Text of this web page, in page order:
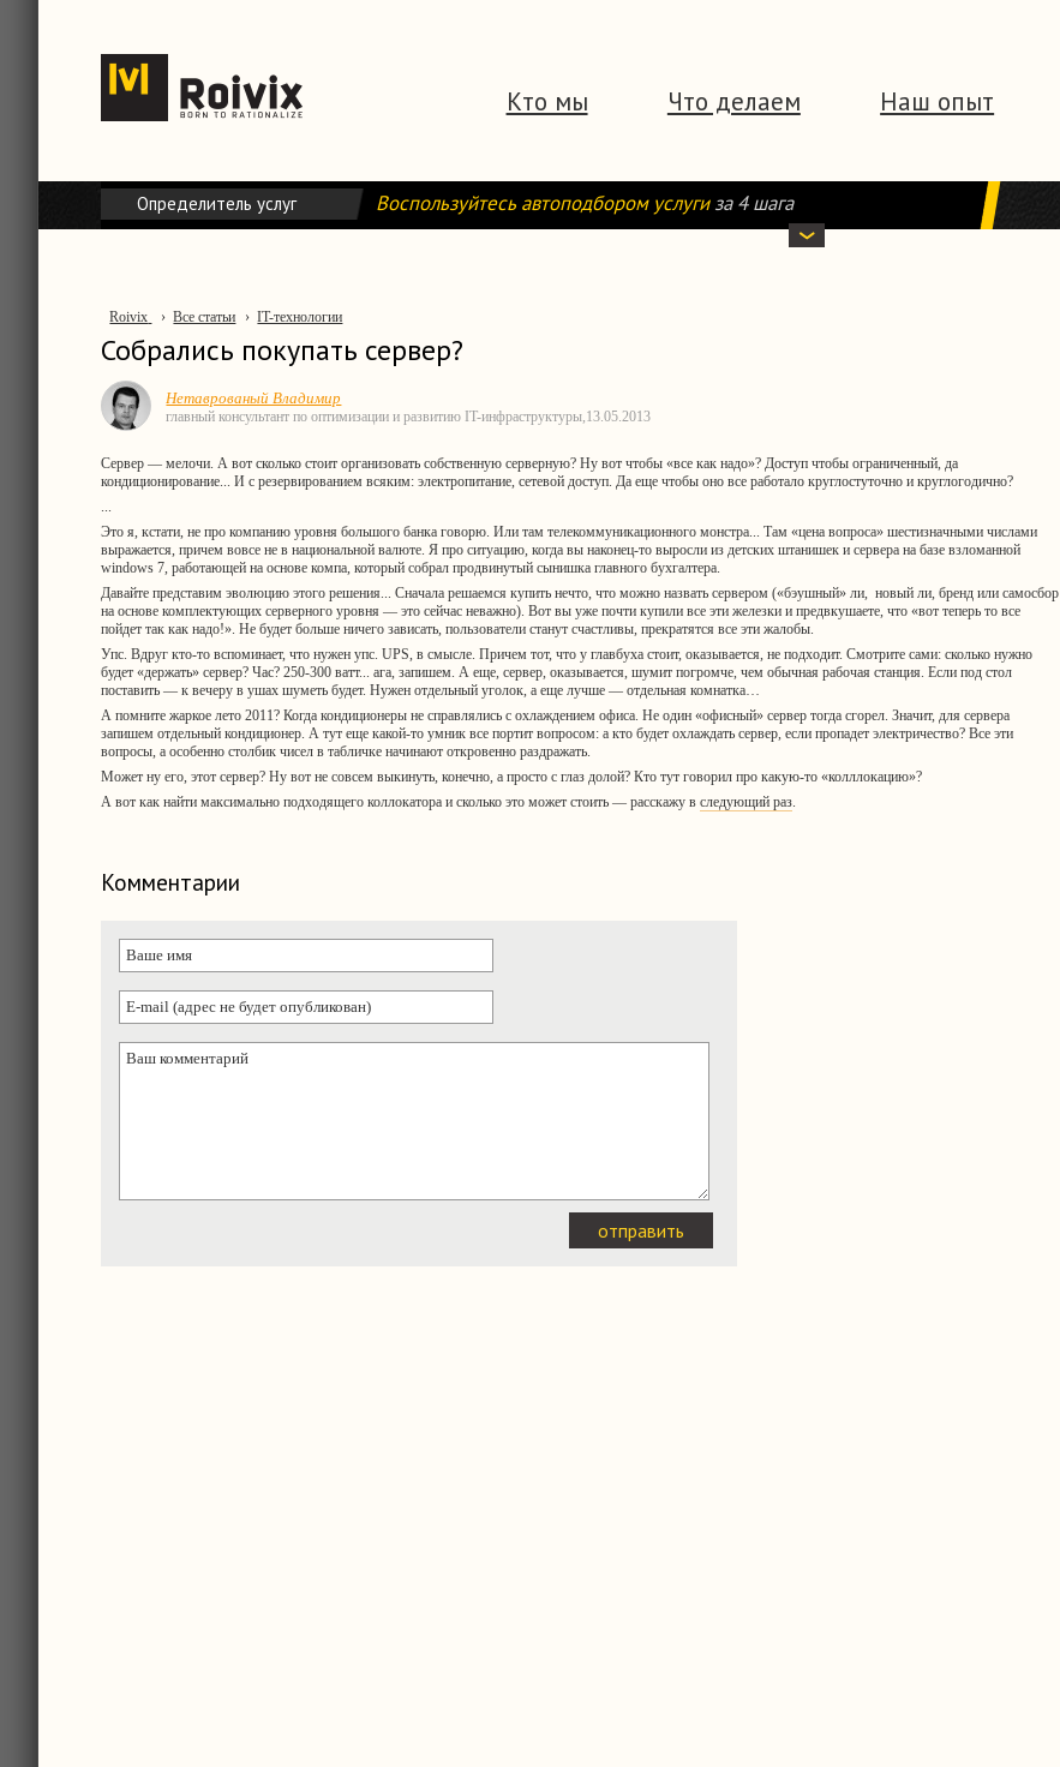
Кто мы Что делаем Наш опыт
Определитель услуг Воспользуйтесь автоподбором услугиза 4 шага
Roivix › Все статьи › IT-технологии
Собрались покупать сервер?
Нетаврованый Владимир
главный консультант по оптимизации и развитию IT-инфраструктуры,13.05.2013
Сервер — мелочи. А вот сколько стоит организовать собственную серверную? Ну вот чтобы «все как надо»? Доступ чтобы ограниченный, да
кондиционирование... И с резервированием всяким: электропитание, сетевой доступ. Да еще чтобы оно все работало круглостуточно и круглогодично?
...
Это я, кстати, не про компанию уровня большого банка говорю. Или там телекоммуникационного монстра... Там «цена вопроса» шестизначными числами
выражается, причем вовсе не в национальной валюте. Я про ситуацию, когда вы наконец-то выросли из детских штанишек и сервера на базе взломанной
windows 7, работающей на основе компа, который собрал продвинутый сынишка главного бухгалтера.
Давайте представим эволюцию этого решения... Сначала решаемся купить нечто, что можно назвать сервером («бэушный» ли, новый ли, бренд или самосбор
на основе комплектующих серверного уровня — это сейчас неважно). Вот вы уже почти купили все эти железки и предвкушаете, что «вот теперь то все
пойдет так как надо!». Не будет больше ничего зависать, пользователи станут счастливы, прекратятся все эти жалобы.
Упс. Вдруг кто-то вспоминает, что нужен упс. UPS, в смысле. Причем тот, что у главбуха стоит, оказывается, не подходит. Смотрите сами: сколько нужно
будет «держать» сервер? Час? 250-300 ватт... ага, запишем. А еще, сервер, оказывается, шумит погромче, чем обычная рабочая станция. Если под стол
поставить — к вечеру в ушах шуметь будет. Нужен отдельный уголок, а еще лучше — отдельная комнатка…
А помните жаркое лето 2011? Когда кондиционеры не справлялись с охлаждением офиса. Не один «офисный» сервер тогда сгорел. Значит, для сервера
запишем отдельный кондиционер. А тут еще какой-то умник все портит вопросом: а кто будет охлаждать сервер, если пропадет электричество? Все эти
вопросы, а особенно столбик чисел в табличке начинают откровенно раздражать.
Может ну его, этот сервер? Ну вот не совсем выкинуть, конечно, а просто с глаз долой? Кто тут говорил про какую-то «колллокацию»?
А вот как найти максимально подходящего коллокатора и сколько это может стоить — расскажу вследующий раз.
Комментарии